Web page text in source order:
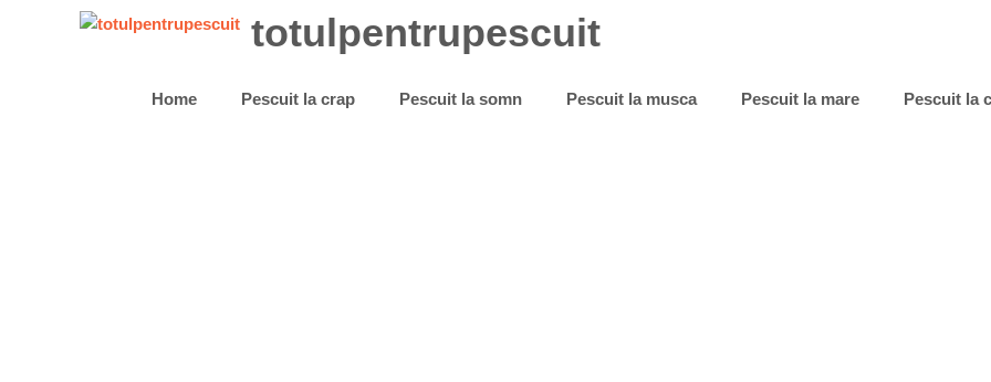
totulpentrupescuit
Home Pescuit la crap Pescuit la somn Pescuit la musca Pescuit la mare Pescuit la